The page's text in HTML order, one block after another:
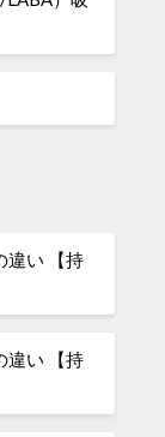
違い 【持
違い 【持